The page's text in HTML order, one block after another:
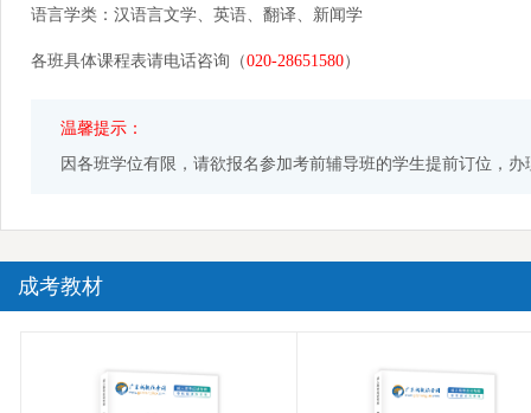
语言学类：汉语言文学、英语、翻译、新闻学
各班具体课程表请电话咨询（020-28651580）
温馨提示：
因各班学位有限，请欲报名参加考前辅导班的学生提前订位，
成考教材